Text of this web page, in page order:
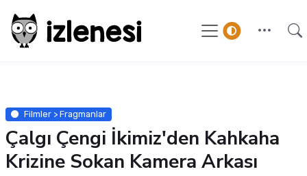
Filmler > Fragmanlar
Çalgı Çengi İkimiz'den Kahkaha
Krizine Sokan Kamera Arkası